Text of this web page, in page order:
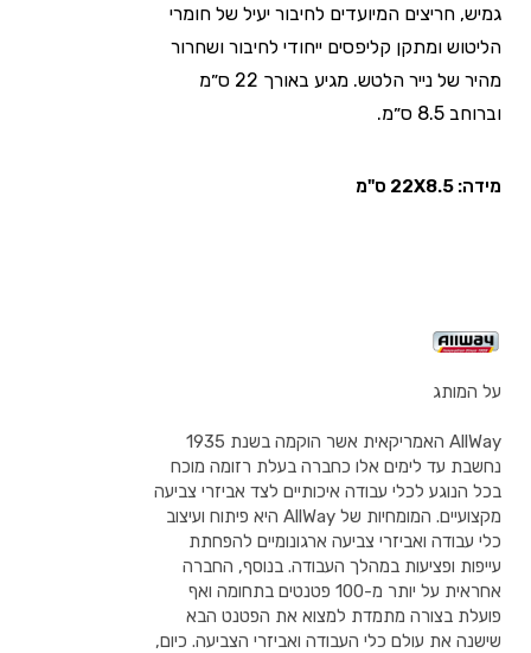
גמיש, חריצים המיועדים לחיבור יעיל של חומרי
הליטוש ומתקן קליפסים ייחודי לחיבור ושחרור
מהיר של נייר הלטש. מגיע באורך 22 ס״מ
וברוחב 8.5 ס״מ.
מידה: 22X8.5 ס"מ
על המותג
AllWay האמריקאית אשר הוקמה בשנת 1935
נחשבת עד לימים אלו כחברה בעלת רזומה מוכח
בכל הנוגע לכלי עבודה איכותיים לצד אביזרי צביעה
מקצועיים. המומחיות של AllWay היא פיתוח ועיצוב
כלי עבודה ואביזרי צביעה ארגונומיים להפחתת
עייפות ופציעות במהלך העבודה. בנוסף, החברה
אחראית על יותר מ-100 פטנטים בתחומה ואף
פועלת בצורה מתמדת למצוא את הפטנט הבא
שישנה את עולם כלי העבודה ואביזרי הצביעה. כיום,